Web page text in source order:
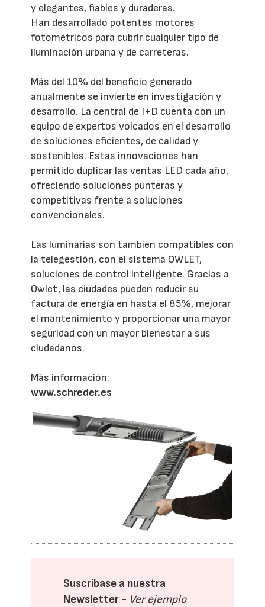
y elegantes, fiables y duraderas.
Han desarrollado potentes motores
fotométricos para cubrir cualquier tipo de
iluminación urbana y de carreteras.
Más del 10% del beneficio generado
anualmente se invierte en investigación y
desarrollo. La central de I+D cuenta con un
equipo de expertos volcados en el desarrollo
de soluciones eficientes, de calidad y
sostenibles. Estas innovaciones han
permitido duplicar las ventas LED cada año,
ofreciendo soluciones punteras y
competitivas frente a soluciones
convencionales.
Las luminarias son también compatibles con
la telegestión, con el sistema OWLET,
soluciones de control inteligente. Gracias a
Owlet, las ciudades pueden reducir su
factura de energía en hasta el 85%, mejorar
el mantenimiento y proporcionar una mayor
seguridad con un mayor bienestar a sus
ciudadanos.
Más información:
www.schreder.es
Suscríbase a nuestra
Newsletter - Ver ejemplo